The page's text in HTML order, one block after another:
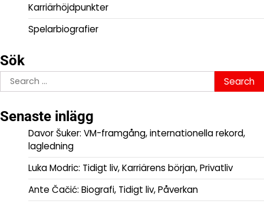
Karriärhöjdpunkter
Spelarbiografier
Sök
Search
for:
Senaste inlägg
Davor Šuker: VM-framgång, internationella rekord,
lagledning
Luka Modric: Tidigt liv, Karriärens början, Privatliv
Ante Čačić: Biografi, Tidigt liv, Påverkan